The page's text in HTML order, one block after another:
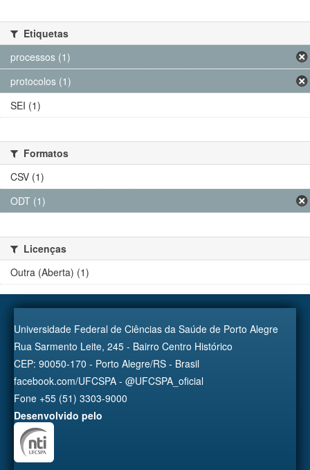
Etiquetas
processos (1)
protocolos (1)
SEI (1)
Formatos
CSV (1)
ODT (1)
Licenças
Outra (Aberta) (1)
Universidade Federal de Ciências da Saúde de Porto Alegre
Rua Sarmento Leite, 245 - Bairro Centro Histórico
CEP: 90050-170 - Porto Alegre/RS - Brasil
facebook.com/UFCSPA - @UFCSPA_oficial
Fone +55 (51) 3303-9000
Desenvolvido pelo